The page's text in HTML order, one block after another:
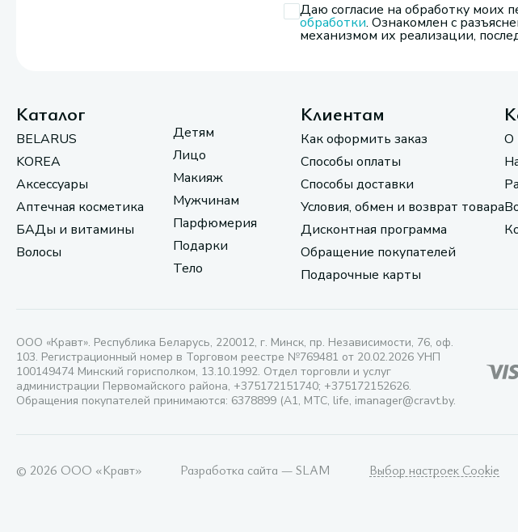
Даю согласие на обработку моих
обработки. Ознакомлен с
механизмом их реализации,
Каталог
BELARUS
KOREA
Аксессуары
Аптечная косметика
БАДы и витамины
Волосы
Детям
Лицо
Макияж
Мужчинам
Парфюмерия
Подарки
Тело
Клиентам
Как оформить заказ
Способы оплаты
Способы доставки
Условия, обмен и возврат товара
Дисконтная программа
Обращение покупателей
Подарочные карты
О
ООО «Кравт». Республика Беларусь, 220012, г. Минск, пр. Независимости, 76, оф.
103. Регистрационный номер в Торговом реестре №769481 от 20.02.2026 УНП
100149474 Минский горисполком, 13.10.1992. Отдел торговли и услуг
администрации Первомайского района, +375172151740; +375172152626.
Обращения покупателей принимаются: 6378899 (А1, МТС, life, imanager@cravt.by.
© 2026 ООО «Кравт» Разработка сайта — SLAM Выбор настроек Cookie